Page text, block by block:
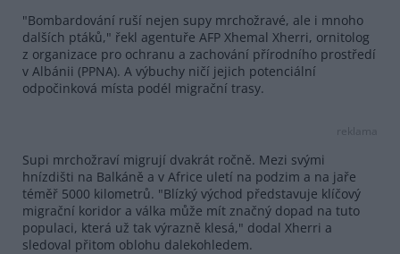
"Bombardování ruší nejen supy mrchožravé, ale i mnoho
dalších ptáků," řekl agentuře AFP Xhemal Xherri, ornitolog
z organizace pro ochranu a zachování přírodního prostředí
v Albánii (PPNA). A výbuchy ničí jejich potenciální
odpočinková místa podél migrační trasy.
reklama
Supi mrchožraví migrují dvakrát ročně. Mezi svými
hnízdišti na Balkáně a v Africe uletí na podzim a na jaře
téměř 5000 kilometrů. "Blízký východ představuje klíčový
migrační koridor a válka může mít značný dopad na tuto
populaci, která už tak výrazně klesá," dodal Xherri a
sledoval přitom oblohu dalekohledem.